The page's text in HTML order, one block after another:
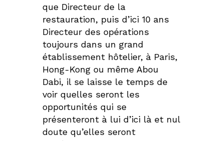
que Directeur de la
restauration, puis d’ici 10 ans
Directeur des opérations
toujours dans un grand
établissement hôtelier, à Paris,
Hong-Kong ou même Abou
Dabi, il se laisse le temps de
voir quelles seront les
opportunités qui se
présenteront à lui d’ici là et nul
doute qu’elles seront